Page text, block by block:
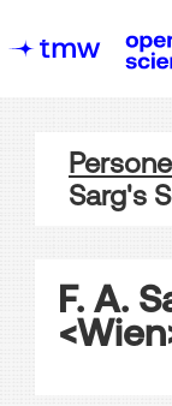
Sarg's
F. A.